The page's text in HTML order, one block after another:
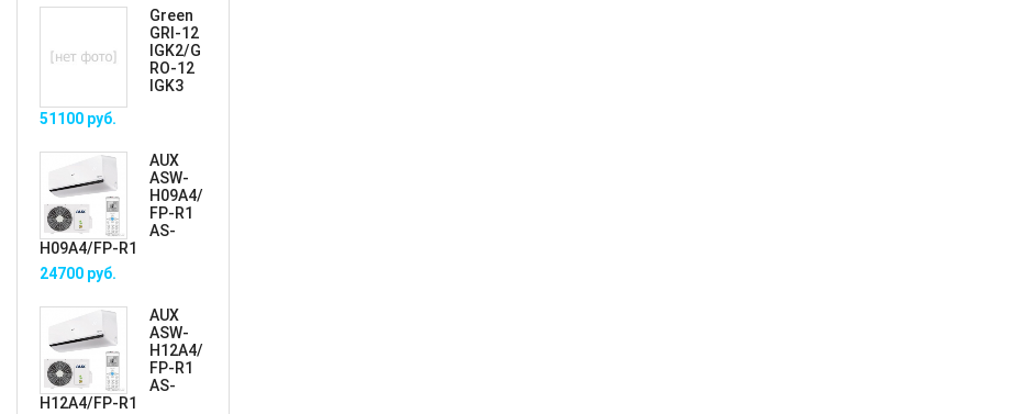
Green
GRI-12
IGK2/G
RO-12
IGK3
51100 руб.
AUX
ASW-
H09A4/
FP-R1
AS-
H09A4/FP-R1
24700 руб.
AUX
ASW-
H12A4/
FP-R1
AS-
H12A4/FP-R1